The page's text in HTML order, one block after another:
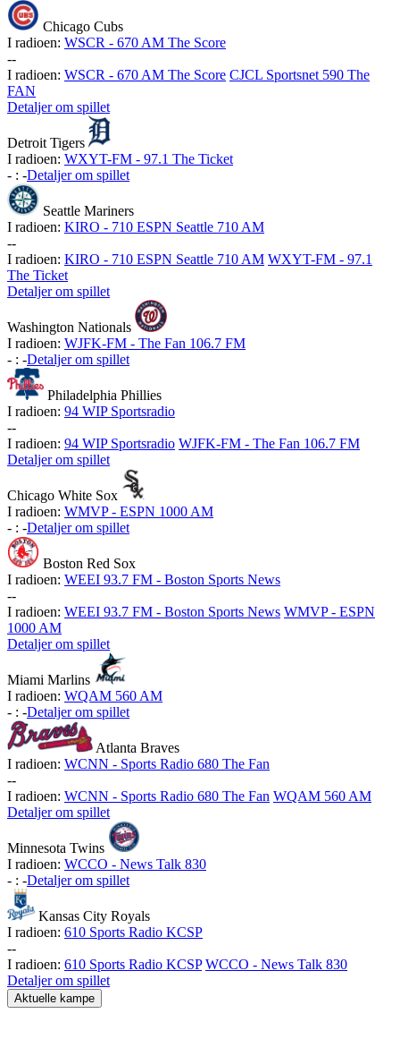
Chicago Cubs
I radioen: WSCR - 670 AM The Score
--
I radioen: WSCR - 670 AM The Score CJCL Sportsnet 590 The
FAN
Detaljer om spillet
Detroit Tigers
I radioen: WXYT-FM - 97.1 The Ticket
- : -Detaljer om spillet
Seattle Mariners
I radioen: KIRO - 710 ESPN Seattle 710 AM
--
I radioen: KIRO - 710 ESPN Seattle 710 AM WXYT-FM - 97.1
The Ticket
Detaljer om spillet
Washington Nationals
I radioen: WJFK-FM - The Fan 106.7 FM
- : -Detaljer om spillet
Philadelphia Phillies
I radioen: 94 WIP Sportsradio
--
I radioen: 94 WIP Sportsradio WJFK-FM - The Fan 106.7 FM
Detaljer om spillet
Chicago White Sox
I radioen: WMVP - ESPN 1000 AM
- : -Detaljer om spillet
Boston Red Sox
I radioen: WEEI 93.7 FM - Boston Sports News
--
I radioen: WEEI 93.7 FM - Boston Sports News WMVP - ESPN
1000 AM
Detaljer om spillet
Miami Marlins
I radioen: WQAM 560 AM
- : -Detaljer om spillet
Atlanta Braves
I radioen: WCNN - Sports Radio 680 The Fan
--
I radioen: WCNN - Sports Radio 680 The Fan WQAM 560 AM
Detaljer om spillet
Minnesota Twins
I radioen: WCCO - News Talk 830
- : -Detaljer om spillet
Kansas City Royals
I radioen: 610 Sports Radio KCSP
--
I radioen: 610 Sports Radio KCSP WCCO - News Talk 830
Detaljer om spillet
Aktuelle kampe